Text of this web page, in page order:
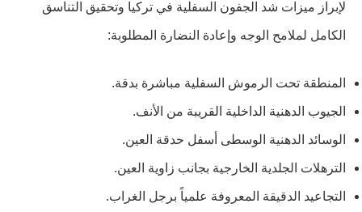
لإبراز ميزات شد الجفون السفلية في تركيا وتحقيق التناسق
الكامل لملامح الوجه وإعادة النضارة المطلوبة:
المنطقة تحت الرموش السفلية مباشرة بدقة.
الجيوب الدهنية الداخلية القريبة من الأنف.
الوسائد الدهنية الوسطى أسفل حدقة العين.
الترهلات الجلدية الخارجية بجانب زاوية العين.
التجاعيد الدقيقة المعروفة علمياً برجل الغراب.